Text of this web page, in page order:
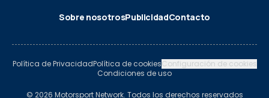
Sobre nosotrosPublicidadContacto
Política de PrivacidadPolítica de cookiesConfiguración de cookies
Condiciones de uso
© 2026 Motorsport Network. Todos los derechos reservados